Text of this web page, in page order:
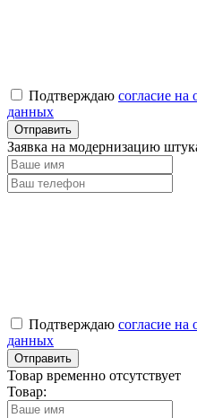
Подтверждаю согласие на
данных
Заявка на модернизацию
Подтверждаю согласие на
данных
Товар временно отсутствует
Товар: